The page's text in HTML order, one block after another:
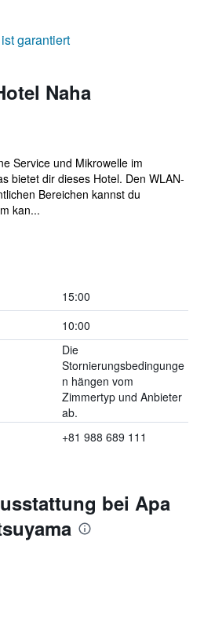
ist garantiert
Naha
Service und Mikrowelle im
bietet dir dieses Hotel. Den WLAN-
Bereichen kannst du
kan...
15:00
10:00
Die
Stornierungsbedingunge
n hängen vom
Zimmertyp und Anbieter
ab.
+81 988 689 111
bei Apa